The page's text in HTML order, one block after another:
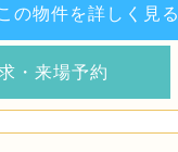
の物件を詳しく見る
・来場予約